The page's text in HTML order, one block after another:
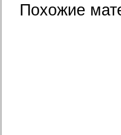
Похожие